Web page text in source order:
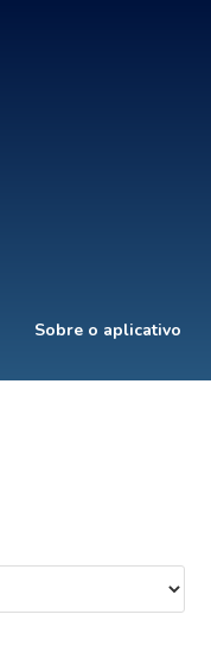
Sobre o aplicativo